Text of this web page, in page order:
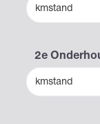
kmstand
2e
kmstand